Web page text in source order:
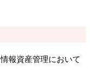
報資産管理において